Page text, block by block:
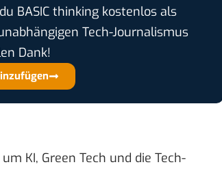
BASIC thinking kostenlos als
Tech-Journalismus
Dank!
KI, Green Tech und die Tech-